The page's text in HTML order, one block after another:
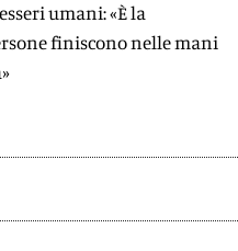
umani: «È la
finiscono nelle mani